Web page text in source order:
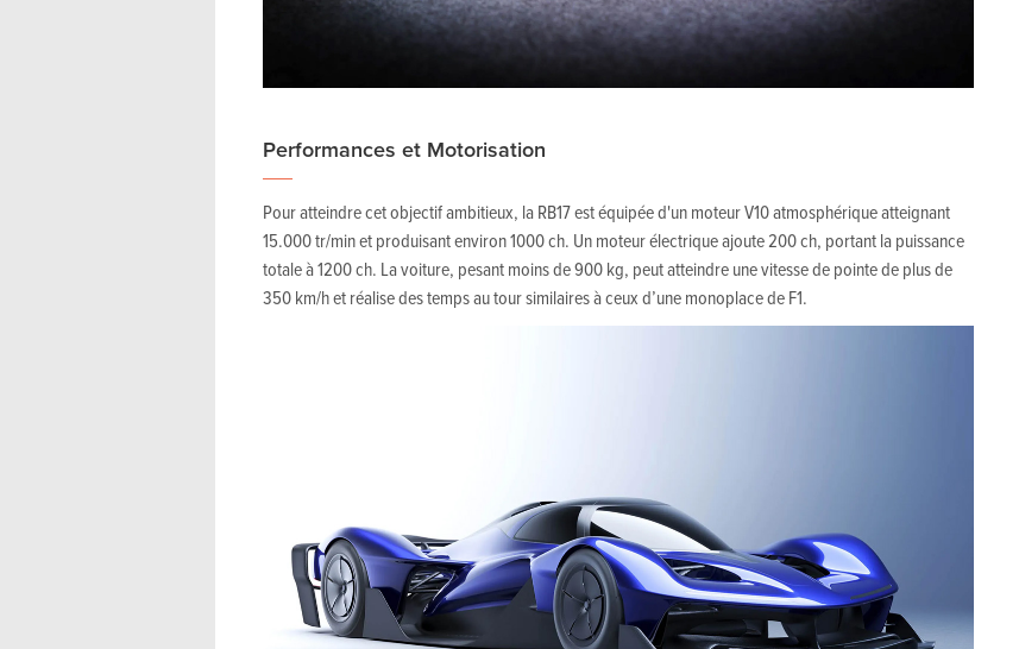
Performances et Motorisation
Pour atteindre cet objectif ambitieux, la RB17 est équipée d'un moteur V10 atmosphérique atteignant
15.000 tr/min et produisant environ 1000 ch. Un moteur électrique ajoute 200 ch, portant la puissance
totale à 1200 ch. La voiture, pesant moins de 900 kg, peut atteindre une vitesse de pointe de plus de
350 km/h et réalise des temps au tour similaires à ceux d’une monoplace de F1.